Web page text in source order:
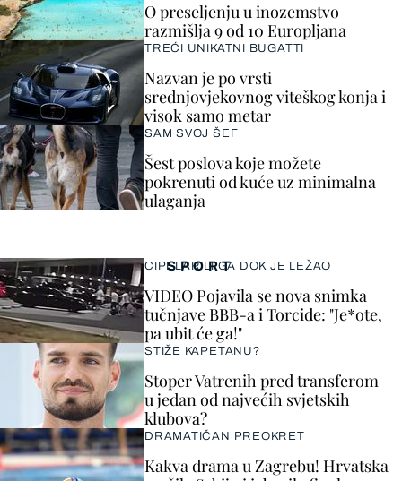
SPORT
CIPELARILI GA DOK JE LEŽAO
VIDEO Pojavila se nova snimka
tučnjave BBB-a i Torcide: "Je*ote,
pa ubit će ga!"
STIŽE KAPETANU?
Stoper Vatrenih pred transferom
u jedan od najvećih svjetskih
klubova?
DRAMATIČAN PREOKRET
Kakva drama u Zagrebu! Hrvatska
O preseljenju u inozemstvo
razmišlja 9 od 10 Europljana
TREĆI UNIKATNI BUGATTI
Nazvan je po vrsti
srednjovjekovnog viteškog konja i
visok samo metar
SAM SVOJ ŠEF
Šest poslova koje možete
pokrenuti od kuće uz minimalna
ulaganja